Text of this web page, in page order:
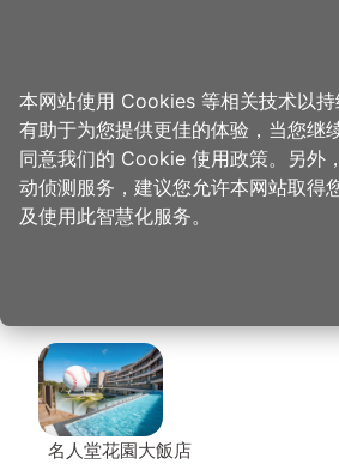
首页 > 想去的地方 > 美食、购物 > 欧莱德绿
欧莱德绿建筑
住宿
名人堂花園大飯店
本网站使用 Cookies 等相关技术以
有助于为您提供更佳的体验，当您继
同意我们的 Cookie 使用政策。另外
动侦测服务，建议您允许本网站取得
及使用此智慧化服务。